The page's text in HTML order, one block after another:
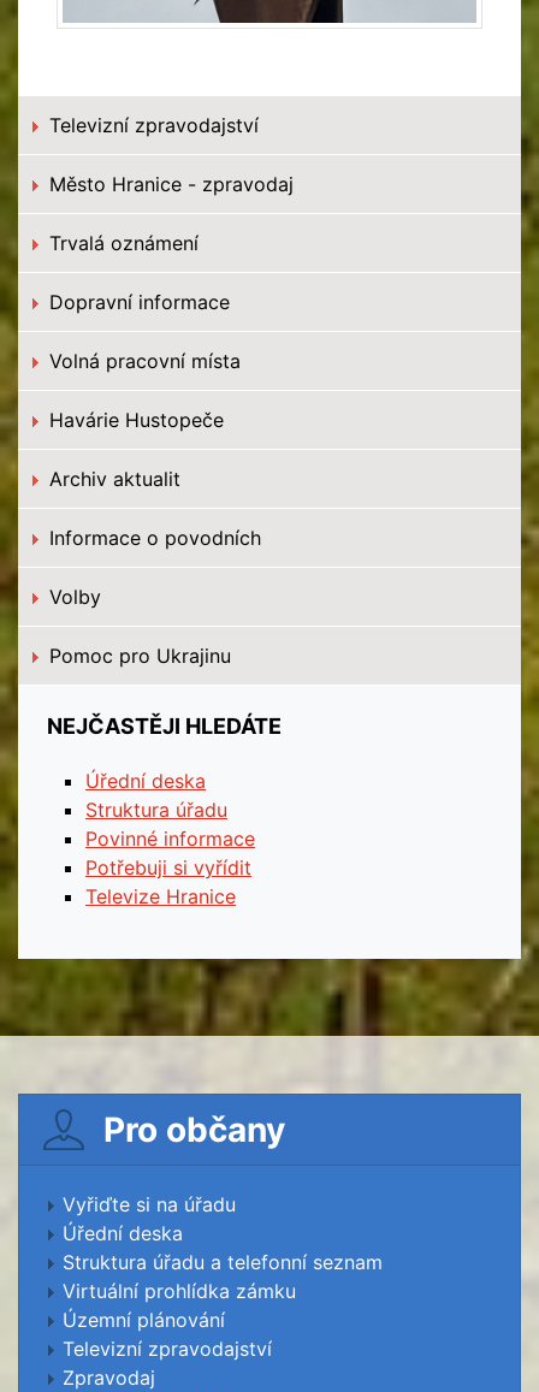
Televizní zpravodajství
Město Hranice - zpravodaj
Trvalá oznámení
Dopravní informace
Volná pracovní místa
Havárie Hustopeče
Archiv aktualit
Informace o povodních
Volby
Pomoc pro Ukrajinu
NEJČASTĚJI HLEDÁTE
Úřední deska
Struktura úřadu
Povinné informace
Potřebuji si vyřídit
Televize Hranice
Pro občany
Vyřiďte si na úřadu
Úřední deska
Struktura úřadu a telefonní seznam
Virtuální prohlídka zámku
Územní plánování
Televizní zpravodajství
Zpravodaj